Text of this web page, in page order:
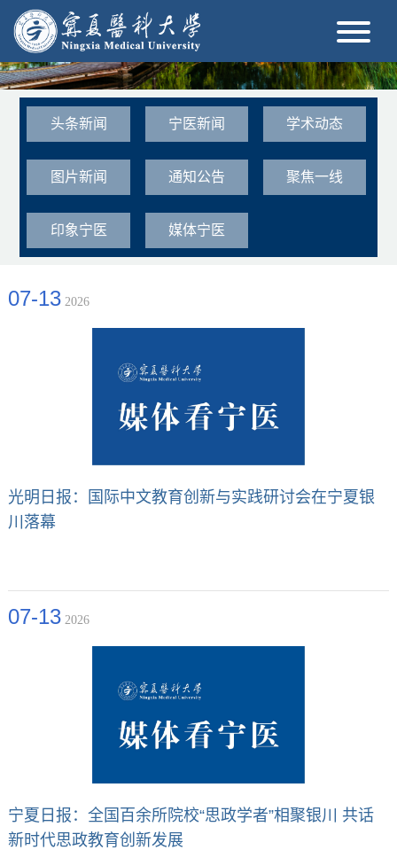
头条新闻 宁医新闻 学术动态
图片新闻 通知公告 聚焦一线
印象宁医 媒体宁医
07-13 2026
光明日报：国际中文教育创新与实践研讨会在宁夏银
川落幕
07-13 2026
宁夏日报：全国百余所院校“思政学者”相聚银川 共话
新时代思政教育创新发展